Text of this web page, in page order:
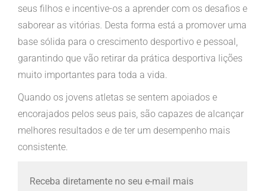
seus filhos e incentive-os a aprender com os desafios e
saborear as vitórias. Desta forma está a promover uma
base sólida para o crescimento desportivo e pessoal,
garantindo que vão retirar da prática desportiva lições
muito importantes para toda a vida.
Quando os jovens atletas se sentem apoiados e
encorajados pelos seus pais, são capazes de alcançar
melhores resultados e de ter um desempenho mais
consistente.
Receba diretamente no seu e-mail mais